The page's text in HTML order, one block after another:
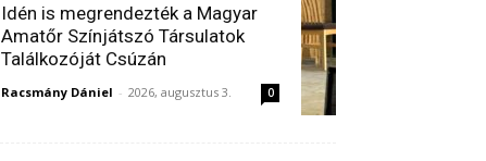
Idén is megrendezték a Magyar
Amatőr Színjátszó Társulatok
Találkozóját Csúzán
Racsmány Dániel - 2026, augusztus 3. 0